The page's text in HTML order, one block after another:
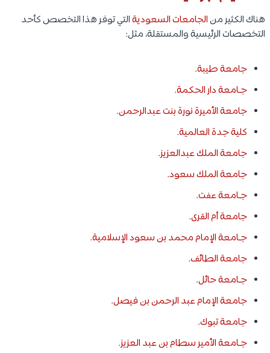
هناك الكثير منالجامعات السعوديةالتي توفر هذا التخصص كأحد
التخصصات الرئيسية والمستقلة، مثل:
جامعة طيبة.
جـامعة دار الحكمة.
جامعة الأميرة نورة بنت عبدالرحمن.
كلية جدة العالمية.
جامعة الملك عبدالعزيز.
جامعة الملك سعود.
جـامعة عفت.
جامعة أم القرى.
جـامعة الإمام محمد بن سعود الإسلامية.
جامعة الطائف.
جـامعة حائل.
جامعة الإمام عبد الرحمن بن فيصل.
جامعة تبوك.
جـامعة الأمير سطام بن عبد العزيز.